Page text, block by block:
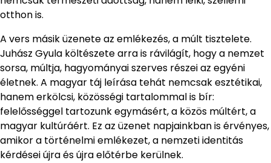
otthon is.
A vers másik üzenete az emlékezés, a múlt tisztelete.
Juhász Gyula költészete arra is rávilágít, hogy a nemzet
sorsa, múltja, hagyományai szerves részei az egyéni
életnek. A magyar táj leírása tehát nemcsak esztétikai,
hanem erkölcsi, közösségi tartalommal is bír:
felelősséggel tartozunk egymásért, a közös múltért, a
magyar kultúráért. Ez az üzenet napjainkban is érvényes,
amikor a történelmi emlékezet, a nemzeti identitás
kérdései újra és újra előtérbe kerülnek.